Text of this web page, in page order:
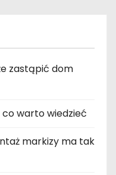
zastąpić dom
warto wiedzieć
markizy ma tak